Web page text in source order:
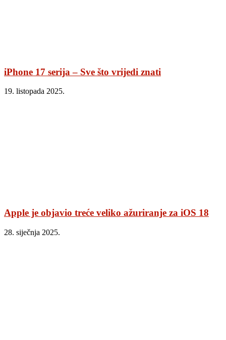
iPhone 17 serija – Sve što vrijedi znati
19. listopada 2025.
Apple je objavio treće veliko ažuriranje za iOS 18
28. siječnja 2025.